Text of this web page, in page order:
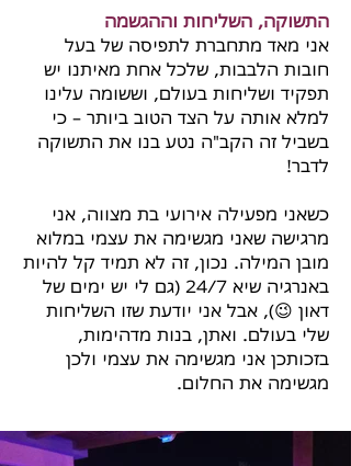
התשוקה, השליחות וההגשמה
אני מאד מתחברת לתפיסה של בעל
חובות הלבבות, שלכל אחת מאיתנו יש
תפקיד ושליחות בעולם, וששומה עלינו
למלא אותה על הצד הטוב ביותר – כי
בשביל זה הקב"ה נטע בנו את התשוקה
לדבר!
כשאני מפעילה אירועי בת מצווה, אני
מרגישה שאני מגשימה את עצמי במלוא
מובן המילה. נכון, זה לא תמיד קל להיות
באנרגיה שיא 24/7 (גם לי יש ימים של
דאון 😉), אבל אני יודעת שזו השליחות
שלי בעולם. ואתן, בנות מדהימות,
בזכותכן אני מגשימה את עצמי ולכן
מגשימה את החלום.